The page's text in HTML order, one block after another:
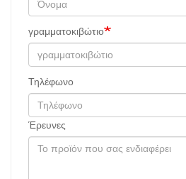
γραμματοκιβώτιο
Τηλέφωνο
Έρευνες